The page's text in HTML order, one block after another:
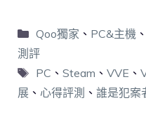
Qoo獨家 、 PC&主機 、
測評
PC 、 Steam 、 VVE 、
展 、 心得評測 、 誰是犯案